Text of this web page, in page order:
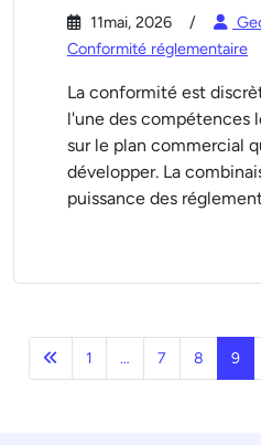
11mai, 2026
Conformité réglementaire
La conformité est
l'une des compétences
sur le plan commercial
développer. La
puissance des
Précédent
1 … 7 8 9